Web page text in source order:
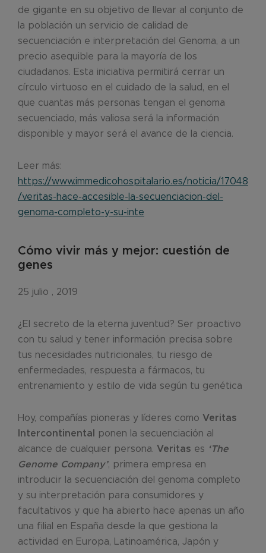
de gigante en su objetivo de llevar al conjunto de
la población un servicio de calidad de
secuenciación e interpretación del Genoma, a un
precio asequible para la mayoría de los
ciudadanos. Esta iniciativa permitirá cerrar un
círculo virtuoso en el cuidado de la salud, en el
que cuantas más personas tengan el genoma
secuenciado, más valiosa será la información
disponible y mayor será el avance de la ciencia.
Leer más:
https://www.immedicohospitalario.es/noticia/17048
/veritas-hace-accesible-la-secuenciacion-del-
genoma-completo-y-su-inte
Cómo vivir más y mejor: cuestión de
genes
25 julio , 2019
¿El secreto de la eterna juventud? Ser proactivo
con tu salud y tener información precisa sobre
tus necesidades nutricionales, tu riesgo de
enfermedades, respuesta a fármacos, tu
entrenamiento y estilo de vida según tu genética
Hoy, compañías pioneras y líderes como Veritas
Intercontinental
ponen la secuenciación al
alcance de cualquier persona. Veritas es ‘The
Genome Company’, primera empresa en
introducir la secuenciación del genoma completo
y su interpretación para consumidores y
facultativos y que ha abierto hace apenas un año
una filial en España desde la que gestiona la
actividad en Europa, Latinoamérica, Japón y